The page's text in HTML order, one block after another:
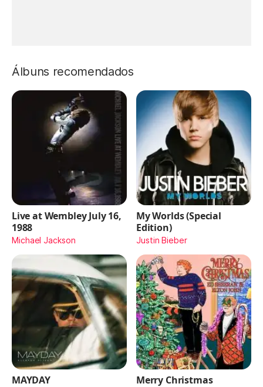
Álbuns recomendados
Live at Wembley July 16,
1988
Michael Jackson
My Worlds (Special
Edition)
Justin Bieber
MAYDAY Merry Christmas